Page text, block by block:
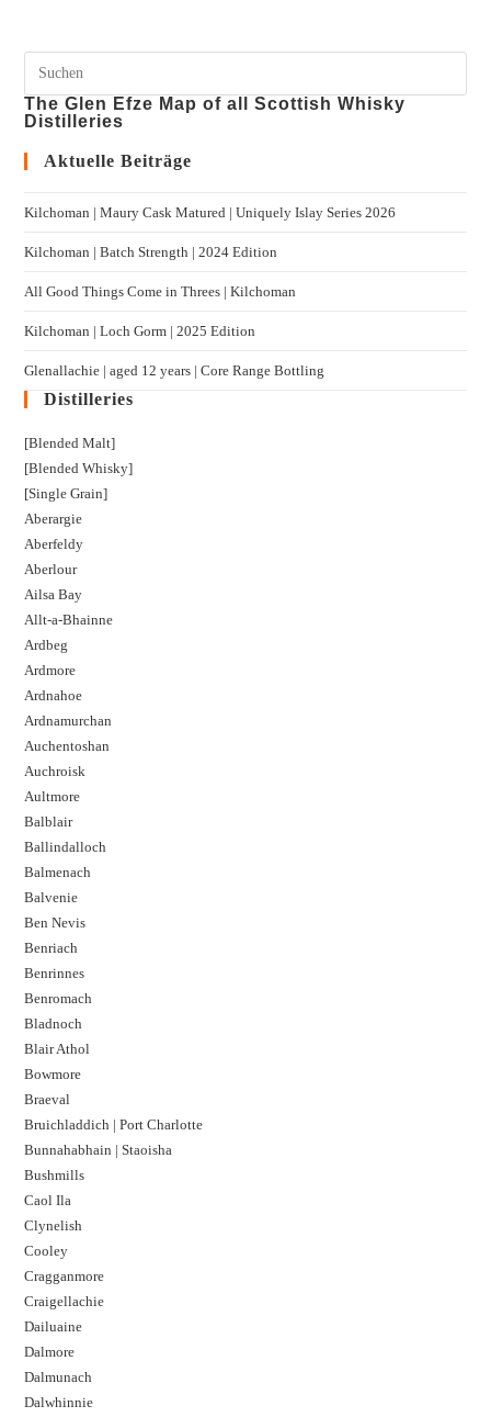
The Glen Efze Map of all Scottish Whisky
Distilleries
Aktuelle Beiträge
Kilchoman | Maury Cask Matured | Uniquely Islay Series 2026
Kilchoman | Batch Strength | 2024 Edition
All Good Things Come in Threes | Kilchoman
Kilchoman | Loch Gorm​ | 2025 Edition
Glenallachie | aged 12 years | Core Range Bottling
Distilleries
[Blended Malt]
[Blended Whisky]
[Single Grain]
Aberargie
Aberfeldy
Aberlour
Ailsa Bay
Allt-a-Bhainne
Ardbeg
Ardmore
Ardnahoe
Ardnamurchan
Auchentoshan
Auchroisk
Aultmore
Balblair
Ballindalloch
Balmenach
Balvenie
Ben Nevis
Benriach
Benrinnes
Benromach
Bladnoch
Blair Athol
Bowmore
Braeval
Bruichladdich | Port Charlotte
Bunnahabhain | Staoisha
Bushmills
Caol Ila
Clynelish
Cooley
Cragganmore
Craigellachie
Dailuaine
Dalmore​
Dalmunach
Dalwhinnie